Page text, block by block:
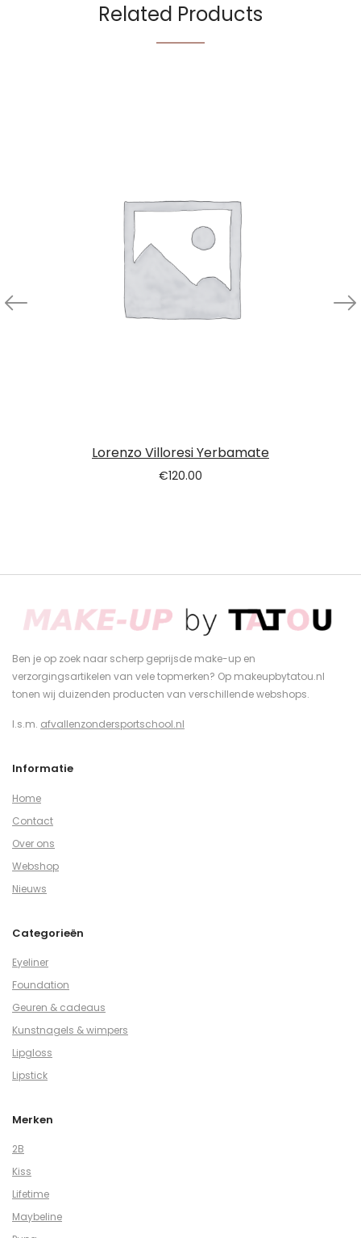
Related Products
Lorenzo Villoresi Yerbamate
€120.00
Ben je op zoek naar scherp geprijsde make-up en
verzorgingsartikelen van vele topmerken? Op makeupbytatou.nl
tonen wij duizenden producten van verschillende webshops.
I.s.m. afvallenzondersportschool.nl
Informatie
Home
Contact
Over ons
Webshop
Nieuws
Categorieën
Eyeliner
Foundation
Geuren & cadeaus
Kunstnagels & wimpers
Lipgloss
Lipstick
Merken
2B
Kiss
Lifetime
Maybeline